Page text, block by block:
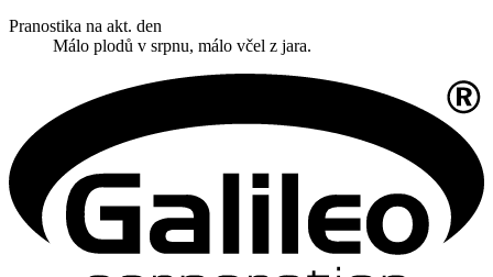
Pranostika na akt. den
Málo plodů v srpnu, málo včel z jara.